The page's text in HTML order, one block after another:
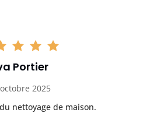
Portier
2025
nettoyage de maison.